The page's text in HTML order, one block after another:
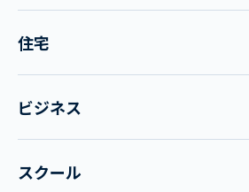
住宅
ビジネス
スクール